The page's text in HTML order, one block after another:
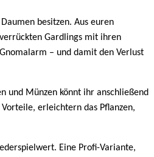
besitzen. Aus euren
Gardlings mit ihren
– und damit den Verlust
und Münzen könnt ihr anschließend
erleichtern das Pflanzen,
Eine Profi-Variante,